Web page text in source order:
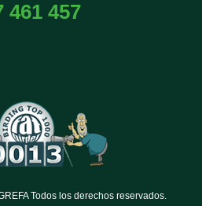
461 457
Todos los derechos reservados.